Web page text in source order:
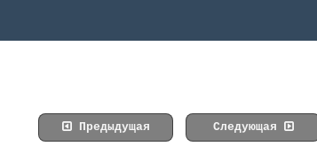
Предыдущая Следующая